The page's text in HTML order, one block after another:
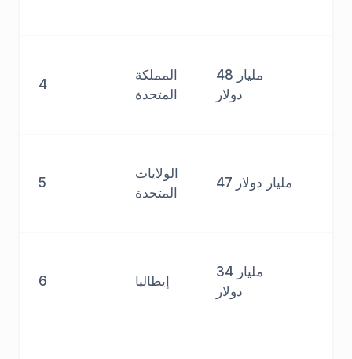
4
المملكة
المتحدة
48 مليار
دولار
5
الولايات
المتحدة
47 مليار دولار
6 إيطاليا
34 مليار
دولار